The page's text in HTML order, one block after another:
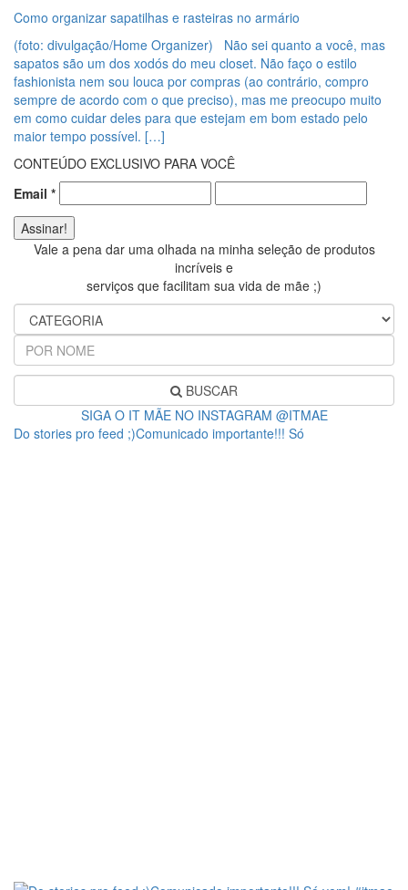
Como organizar sapatilhas e rasteiras no armário
(foto: divulgação/Home Organizer) Não sei quanto a você, mas
sapatos são um dos xodós do meu closet. Não faço o estilo
fashionista nem sou louca por compras (ao contrário, compro
sempre de acordo com o que preciso), mas me preocupo muito
em como cuidar deles para que estejam em bom estado pelo
maior tempo possível. […]
CONTEÚDO EXCLUSIVO PARA VOCÊ
Email *
Vale a pena dar uma olhada na minha seleção de produtos
incríveis e
serviços que facilitam sua vida de mãe ;)
BUSCAR
SIGA O IT MÃE NO INSTAGRAM @ITMAE
Do stories pro feed ;)Comunicado importante!!! Só